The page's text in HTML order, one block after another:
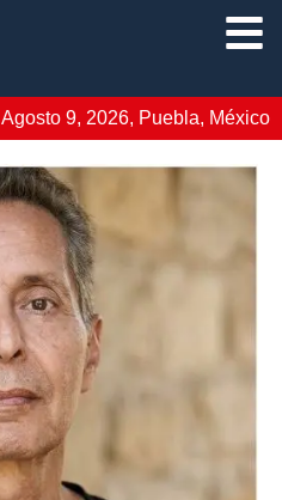
Agosto 9, 2026, Puebla, México